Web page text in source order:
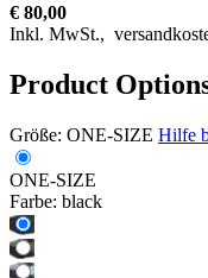
€ 80,00
Inkl. MwSt.,
Product
Größe: ONE-SIZE Hilfe
ONE-SIZE
Farbe: black